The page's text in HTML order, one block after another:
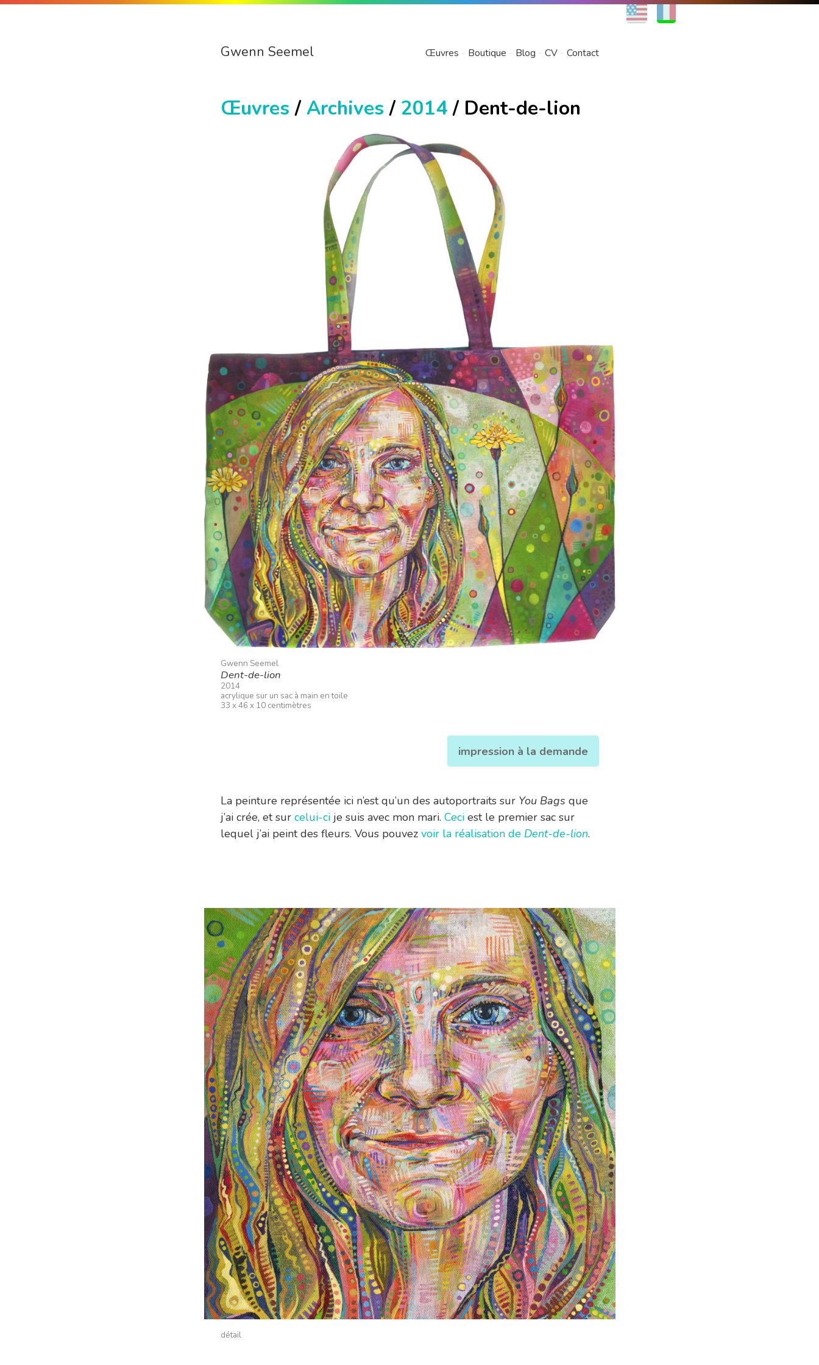
EN
Gwenn Seemel Œuvres Boutique Blog CV Contact
Œuvres /Archives / 2014/ Dent-de-lion
Gwenn Seemel
Dent-de-lion
2014
acrylique sur un sac à main en toile
33 x 46 x 10 centimètres
impression à la demande
La peinture représentée ici n’est qu’un des autoportraits sur You Bags que
j’ai crée, et sur celui-cije suis avec mon mari. Ceciest le premier sac sur
lequel j’ai peint des fleurs. Vous pouvez voir la réalisation de Dent-de-lion.
détail